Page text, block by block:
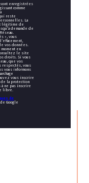
enregistrées
comme
reste
La
légitime de
demande de
», vous
vos données.
en
le site
droits. Si vous
que vos
respectés, vous
vous informons
vous inscrire
de la protection
ne pas inscrire
libre.
de
Google